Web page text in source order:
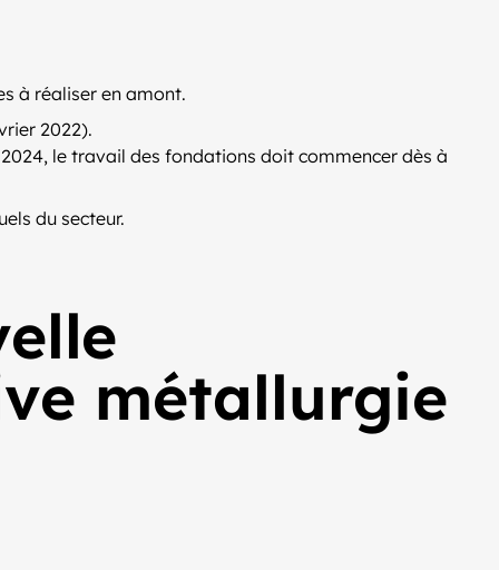
à réaliser en amont.
2022).
le travail des fondations doit commencer dès à
du secteur.
métallurgie